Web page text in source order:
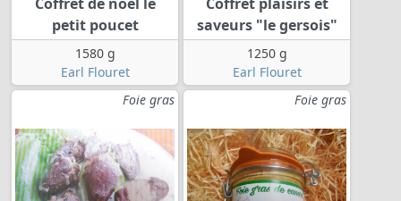
petit poucet
1580 g
Earl Flouret
saveurs "le gersois"
1250 g
Earl Flouret
Foie gras
Foie gras